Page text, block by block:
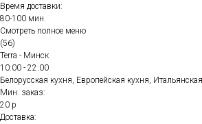
Время доставки:
80-100 мин.
Смотреть полное меню
(56)
Terra - Минск
10:00 - 22:00
Белорусская кухня, Европейская кухня,
Мин. заказ:
20 р
Доставка: